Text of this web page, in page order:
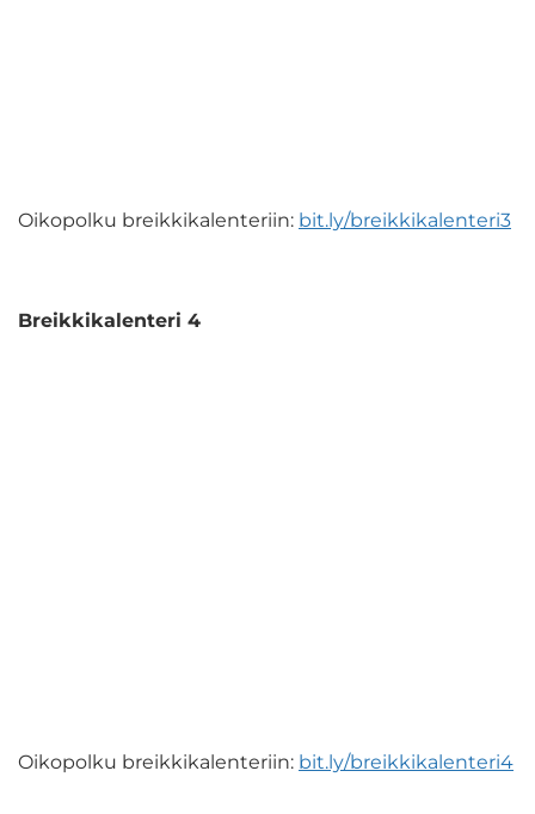
Oikopolku breikkikalenteriin: bit.ly/breikkikalenteri3
Breikkikalenteri 4
Oikopolku breikkikalenteriin: bit.ly/breikkikalenteri4